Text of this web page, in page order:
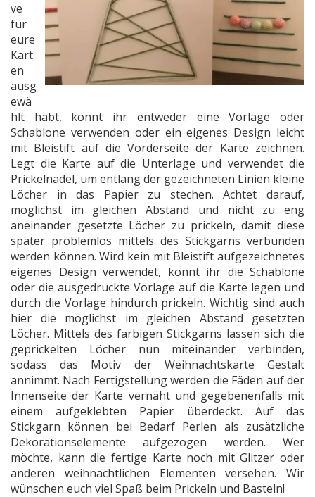
ve
für
eure
Kart
en
ausg
ewä
hlt habt, könnt ihr entweder eine Vorlage oder
Schablone verwenden oder ein eigenes Design leicht
mit Bleistift auf die Vorderseite der Karte zeichnen.
Legt die Karte auf die Unterlage und verwendet die
Prickelnadel, um entlang der gezeichneten Linien kleine
Löcher in das Papier zu stechen. Achtet darauf,
möglichst im gleichen Abstand und nicht zu eng
aneinander gesetzte Löcher zu prickeln, damit diese
später problemlos mittels des Stickgarns verbunden
werden können. Wird kein mit Bleistift aufgezeichnetes
eigenes Design verwendet, könnt ihr die Schablone
oder die ausgedruckte Vorlage auf die Karte legen und
durch die Vorlage hindurch prickeln. Wichtig sind auch
hier die möglichst im gleichen Abstand gesetzten
Löcher. Mittels des farbigen Stickgarns lassen sich die
geprickelten Löcher nun miteinander verbinden,
sodass das Motiv der Weihnachtskarte Gestalt
annimmt. Nach Fertigstellung werden die Fäden auf der
Innenseite der Karte vernäht und gegebenenfalls mit
einem aufgeklebten Papier überdeckt. Auf das
Stickgarn können bei Bedarf Perlen als zusätzliche
Dekorationselemente aufgezogen werden. Wer
möchte, kann die fertige Karte noch mit Glitzer oder
anderen weihnachtlichen Elementen versehen. Wir
wünschen euch viel Spaß beim Prickeln und Basteln!